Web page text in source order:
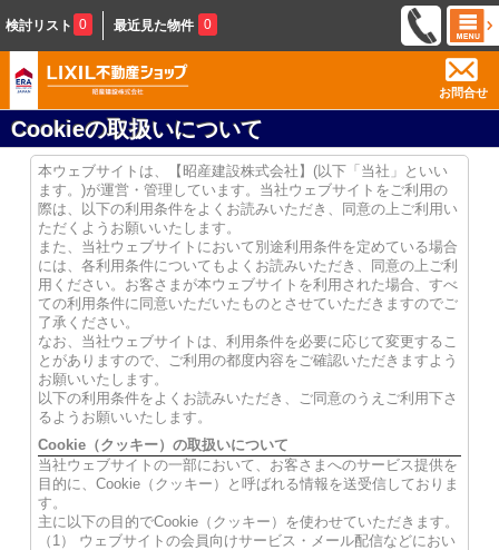
検討リスト 0 最近見た物件 0
お問合せ
Cookieの取扱いについて
本ウェブサイトは、【昭産建設株式会社】(以下「当社」といい
ます。)が運営・管理しています。当社ウェブサイトをご利用の
際は、以下の利用条件をよくお読みいただき、同意の上ご利用い
ただくようお願いいたします。
また、当社ウェブサイトにおいて別途利用条件を定めている場合
には、各利用条件についてもよくお読みいただき、同意の上ご利
用ください。お客さまが本ウェブサイトを利用された場合、すべ
ての利用条件に同意いただいたものとさせていただきますのでご
了承ください。
なお、当社ウェブサイトは、利用条件を必要に応じて変更するこ
とがありますので、ご利用の都度内容をご確認いただきますよう
お願いいたします。
以下の利用条件をよくお読みいただき、ご同意のうえご利用下さ
るようお願いいたします。
Cookie（クッキー）の取扱いについて
当社ウェブサイトの一部において、お客さまへのサービス提供を
目的に、Cookie（クッキー）と呼ばれる情報を送受信しておりま
す。
主に以下の目的でCookie（クッキー）を使わせていただきます。
（1） ウェブサイトの会員向けサービス・メール配信などにおい